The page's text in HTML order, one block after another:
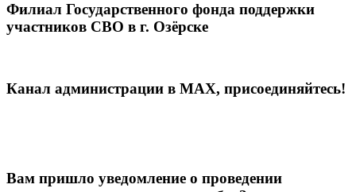
Филиал Государственного фонда поддержки
участников СВО в г. Озёрске
Канал администрации в МАХ, присоединяйтесь!
Вам пришло уведомление о проведении